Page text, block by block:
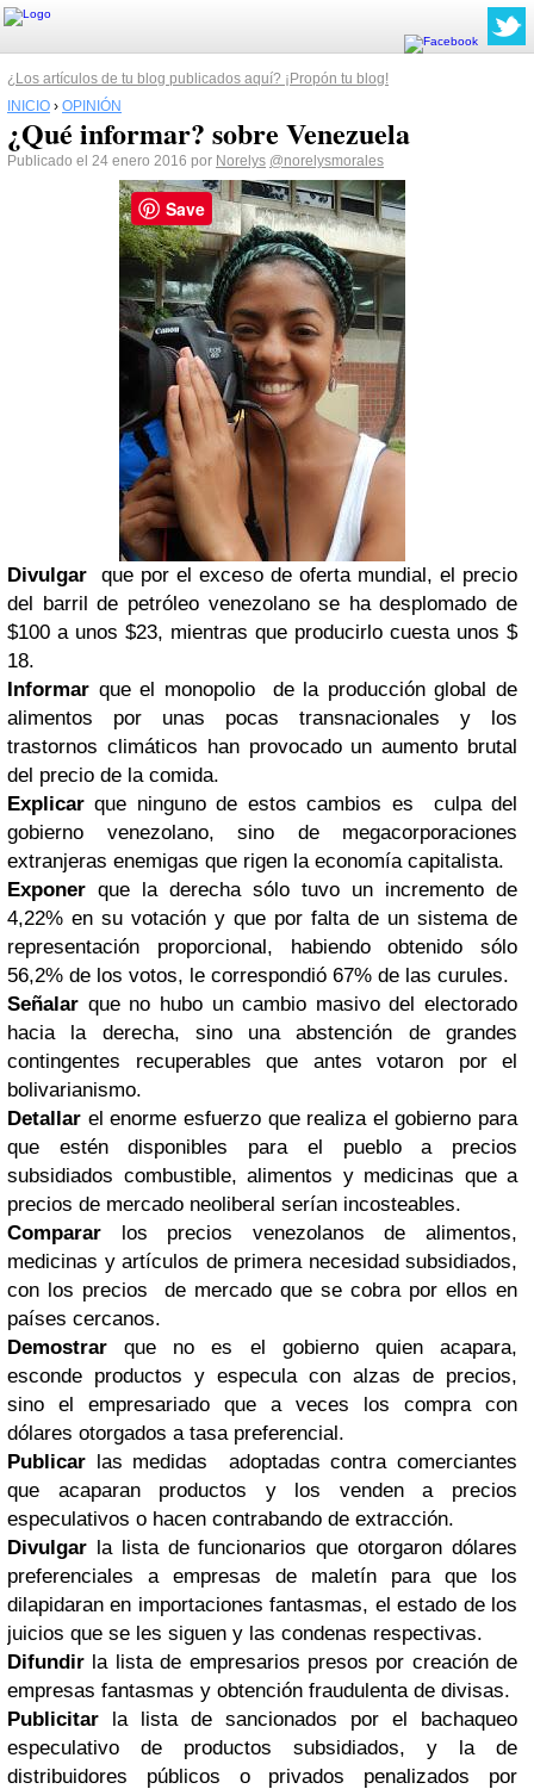
¿Los artículos de tu blog publicados aquí? ¡Propón tu blog!
INICIO › OPINIÓN
¿Qué informar? sobre Venezuela
Publicado el 24 enero 2016 por Norelys @norelysmorales
Divulgar
que por el exceso de oferta mundial, el precio
del barril de petróleo venezolano se ha desplomado de
$100 a unos $23, mientras que producirlo cuesta unos $
18.
Informar que el monopolio de la producción global de
alimentos por unas pocas transnacionales y los
trastornos climáticos han provocado un aumento brutal
del precio de la comida.
Explicar que ninguno de estos cambios es culpa del
gobierno venezolano, sino de megacorporaciones
extranjeras enemigas que rigen la economía capitalista.
Exponer que la derecha sólo tuvo un incremento de
4,22% en su votación y que por falta de un sistema de
representación proporcional, habiendo obtenido sólo
56,2% de los votos, le correspondió 67% de las curules.
Señalar que no hubo un cambio masivo del electorado
hacia la derecha, sino una abstención de grandes
contingentes recuperables que antes votaron por el
bolivarianismo.
Detallar el enorme esfuerzo que realiza el gobierno para
que estén disponibles para el pueblo a precios
subsidiados combustible, alimentos y medicinas que a
precios de mercado neoliberal serían incosteables.
Comparar los precios venezolanos de alimentos,
medicinas y artículos de primera necesidad subsidiados,
con los precios de mercado que se cobra por ellos en
países cercanos.
Demostrar que no es el gobierno quien acapara,
esconde productos y especula con alzas de precios,
sino el empresariado que a veces los compra con
dólares otorgados a tasa preferencial.
Publicar las medidas adoptadas contra comerciantes
que acaparan productos y los venden a precios
especulativos o hacen contrabando de extracción.
Divulgar la lista de funcionarios que otorgaron dólares
preferenciales a empresas de maletín para que los
dilapidaran en importaciones fantasmas, el estado de los
juicios que se les siguen y las condenas respectivas.
Difundir la lista de empresarios presos por creación de
empresas fantasmas y obtención fraudulenta de divisas.
Publicitar la lista de sancionados por el bachaqueo
especulativo de productos subsidiados, y la de
distribuidores públicos o privados penalizados por
Save